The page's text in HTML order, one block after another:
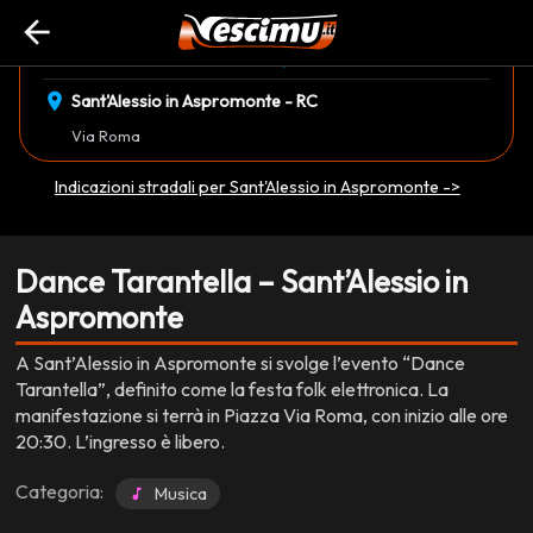
arrow_back
EVENTO CONCLUSO
domenica 09 Novembre 20:30
location_on Sant'Alessio in Aspromonte - RC
Via Roma
Indicazioni stradali per Sant'Alessio in Aspromonte ->
Dance Tarantella – Sant’Alessio in
Aspromonte
A Sant’Alessio in Aspromonte si svolge l’evento “Dance
Tarantella”, definito come la festa folk elettronica. La
manifestazione si terrà in Piazza Via Roma, con inizio alle ore
20:30. L’ingresso è libero.
Categoria: Musica